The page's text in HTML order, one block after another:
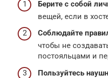
Берите с собой
вещей, если в
Соблюдайте
чтобы не
постояльцами и
Пользуйтесь